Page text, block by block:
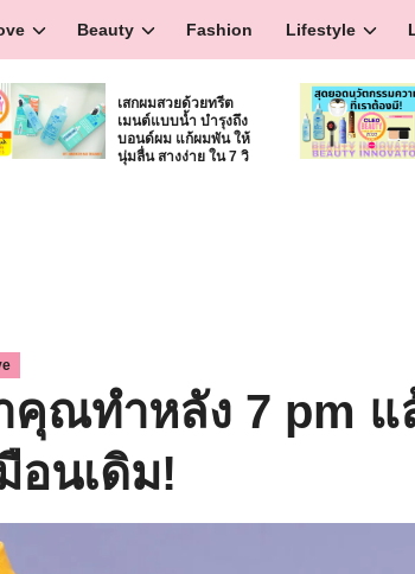
Beauty Fashion Lifestyle
เสกผมสวยด้วยทรีต
เมนต์แบบน้ำ บำรุงถึง
บอนด์ผม แก้ผมพัน ให้
นุ่มลื่น สางง่าย ใน 7 วิ
คุณทำหลัง 7 pm
อนเดิม!